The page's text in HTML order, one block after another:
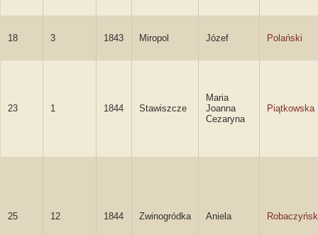
18 3 1843 Miropol Józef Polański
23 1 1844 Stawiszcze
Maria
Joanna
Cezaryna
Piątkowska
25 12 1844 Zwinogródka Aniela